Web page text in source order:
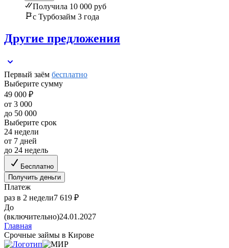
Получила 10 000 руб
с Турбозайм 3 года
Другие предложения
Первый заём бесплатно
Выберите сумму
49 000 ₽
от 3 000
до 50 000
Выберите срок
24 недели
от 7 дней
до 24 недель
Бесплатно
Получить деньги
Платеж
раз в 2 недели7 619 ₽
До
(включительно)24.01.2027
Главная
Срочные займы в Кирове